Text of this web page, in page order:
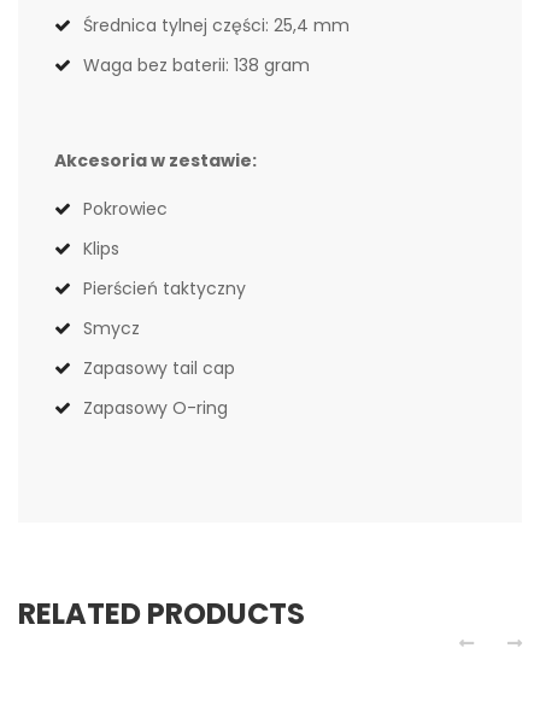
Średnica tylnej części: 25,4 mm
Waga bez baterii: 138 gram
Akcesoria w zestawie:
Pokrowiec
Klips
Pierścień taktyczny
Smycz
Zapasowy tail cap
Zapasowy O-ring
RELATED PRODUCTS